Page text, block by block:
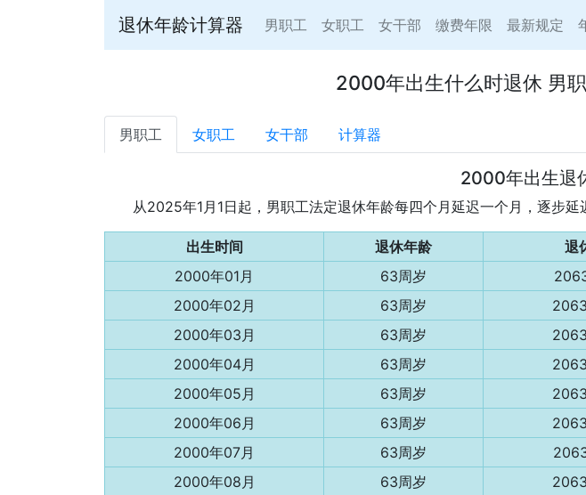
退休年龄计算器 男职工 女职工 女干部 缴费年限 最新规定
2000年出生什么时退休 男
男职工 女职工 女干部 计算器
2000年出生退
从2025年1月1日起，男职工法定退休年龄每四个月延迟一个月，逐步延
出生时间 退休年龄 退
2000年01月
63周岁
2000年02月
63周岁
2000年03月
63周岁
2000年04月
63周岁
2000年05月
63周岁
2000年06月
63周岁
2000年07月
63周岁
2000年08月
63周岁